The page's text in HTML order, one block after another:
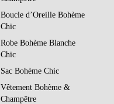
Boucle d’Oreille Bohème
Chic
Robe Bohème Blanche
Chic
Sac Bohème Chic
Vêtement Bohème &
Champêtre